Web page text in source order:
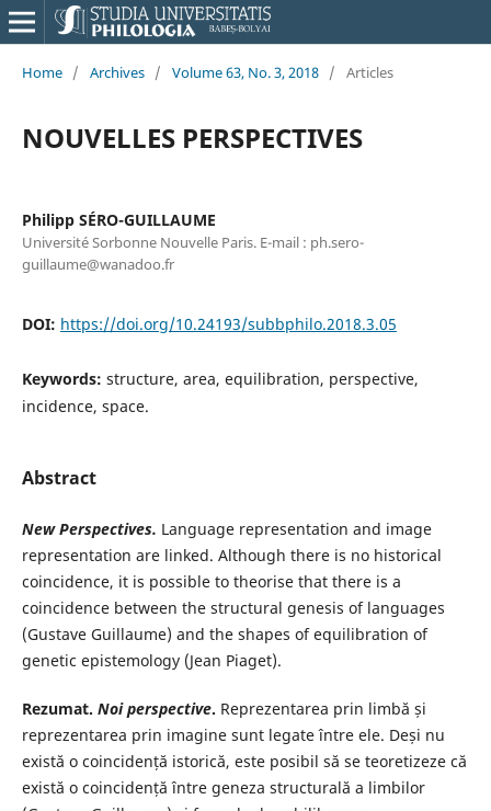
Home / Archives / Volume 63, No. 3, 2018 / Articles
NOUVELLES PERSPECTIVES
Philipp SÉRO-GUILLAUME
Université Sorbonne Nouvelle Paris. E-mail : ph.sero-
guillaume@wanadoo.fr
DOI: https://doi.org/10.24193/subbphilo.2018.3.05
Keywords: structure, area, equilibration, perspective,
incidence, space.
Abstract
New Perspectives. Language representation and image
representation are linked. Although there is no historical
coincidence, it is possible to theorise that there is a
coincidence between the structural genesis of languages
(Gustave Guillaume) and the shapes of equilibration of
genetic epistemology (Jean Piaget).
Rezumat. Noi perspective. Reprezentarea prin limbă și
reprezentarea prin imagine sunt legate între ele. Deși nu
există o coincidență istorică, este posibil să se teoretizeze că
există o coincidență între geneza structurală a limbilor